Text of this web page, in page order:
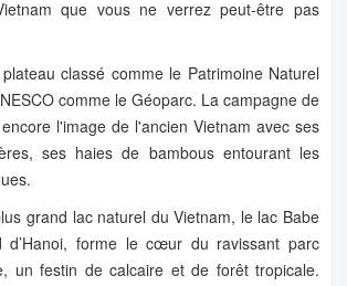
que vous ne verrez peut-être pas
classé comme le Patrimoine Naturel
comme le Géoparc. La campagne de
l'image de l'ancien Vietnam avec ses
ses haies de bambous entourant les
grand lac naturel du Vietnam, le lac Babe
forme le cœur du ravissant parc
un festin de calcaire et de forêt tropicale.